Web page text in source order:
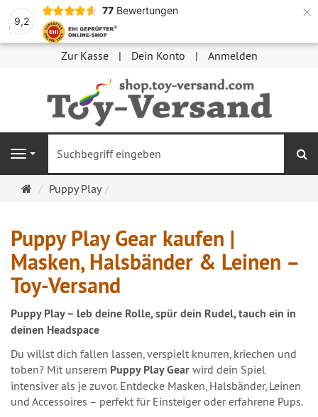
9,2
77 Bewertungen ×
Zur Kasse Dein Konto Anmelden
Navigation
Startseite
Puppy Play
Puppy Play Gear kaufen |
Masken, Halsbänder & Leinen –
Toy-Versand
Puppy Play – leb deine Rolle, spür dein Rudel, tauch ein in
deinen Headspace
Du willst dich fallen lassen, verspielt knurren, kriechen und
toben? Mit unserem Puppy Play Gear wird dein Spiel
intensiver als je zuvor. Entdecke Masken, Halsbänder, Leinen
und Accessoires – perfekt für Einsteiger oder erfahrene Pups.